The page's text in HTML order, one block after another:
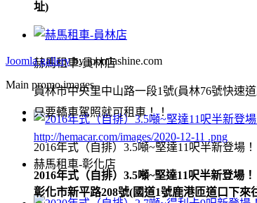
址)
赫馬租車-員林店
員林市中央里中山路一段1號(員林76號快速
2016年式（自排）3.5噸~堅達11呎半新登場！
2016年式（自排）3.5噸~堅達11呎半新登場！
Joomla galleryby joomlashine.com
Main promo images
只要轎車駕照就可租車！！
http://hemacar.com/images/2020-12-11 .png
赫馬租車-彰化店
彰化市新平路208號(國道1號鹿港匝道口下